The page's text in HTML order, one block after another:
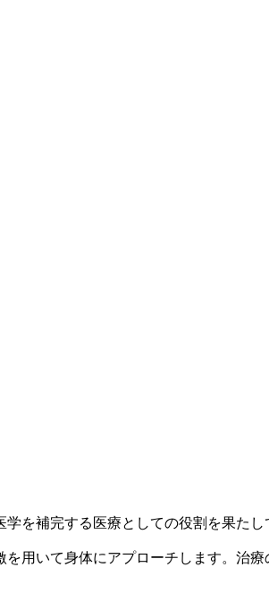
を補完する医療としての役割を果たし
用いて身体にアプローチします。治